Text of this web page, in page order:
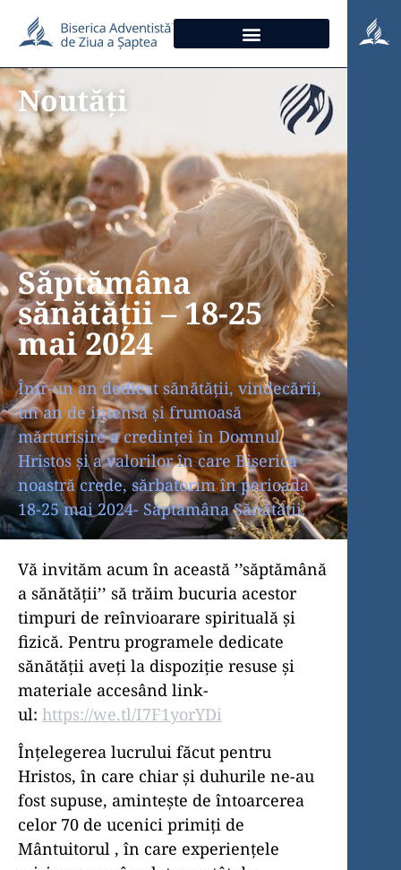
Noutăți
Săptămâna
sănătății – 18-25
mai 2024
Într-un an dedicat sănătății, vindecării,
un an de intensă și frumoasă
mărturisire a credinței în Domnul
Hristos și a valorilor în care Biserica
noastră crede, sărbatorim în perioada
18-25 mai 2024- Săptămâna Sănătății.
Vă invităm acum în această ’’săptămână
a sănătății’’ să trăim bucuria acestor
timpuri de reînvioarare spirituală și
fizică. Pentru programele dedicate
sănătății aveți la dispoziție resuse și
materiale accesând link-
ul: https://we.tl/I7F1yorYDi
Înțelegerea lucrului făcut pentru
Hristos, în care chiar și duhurile ne-au
fost supuse, amintește de întoarcerea
celor 70 de ucenici primiți de
Mântuitorul , în care experiențele